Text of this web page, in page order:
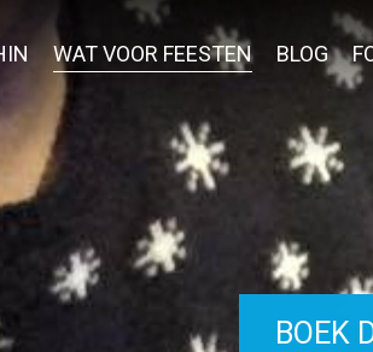
WAT VOOR FEESTEN BLOG
BOEK